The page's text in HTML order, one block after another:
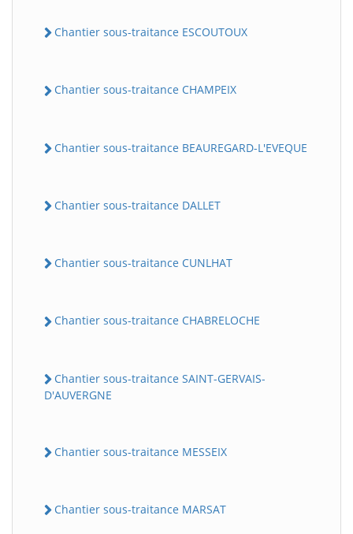
Chantier sous-traitance ESCOUTOUX
Chantier sous-traitance CHAMPEIX
Chantier sous-traitance BEAUREGARD-L'EVEQUE
Chantier sous-traitance DALLET
Chantier sous-traitance CUNLHAT
Chantier sous-traitance CHABRELOCHE
Chantier sous-traitance SAINT-GERVAIS-
D'AUVERGNE
Chantier sous-traitance MESSEIX
Chantier sous-traitance MARSAT